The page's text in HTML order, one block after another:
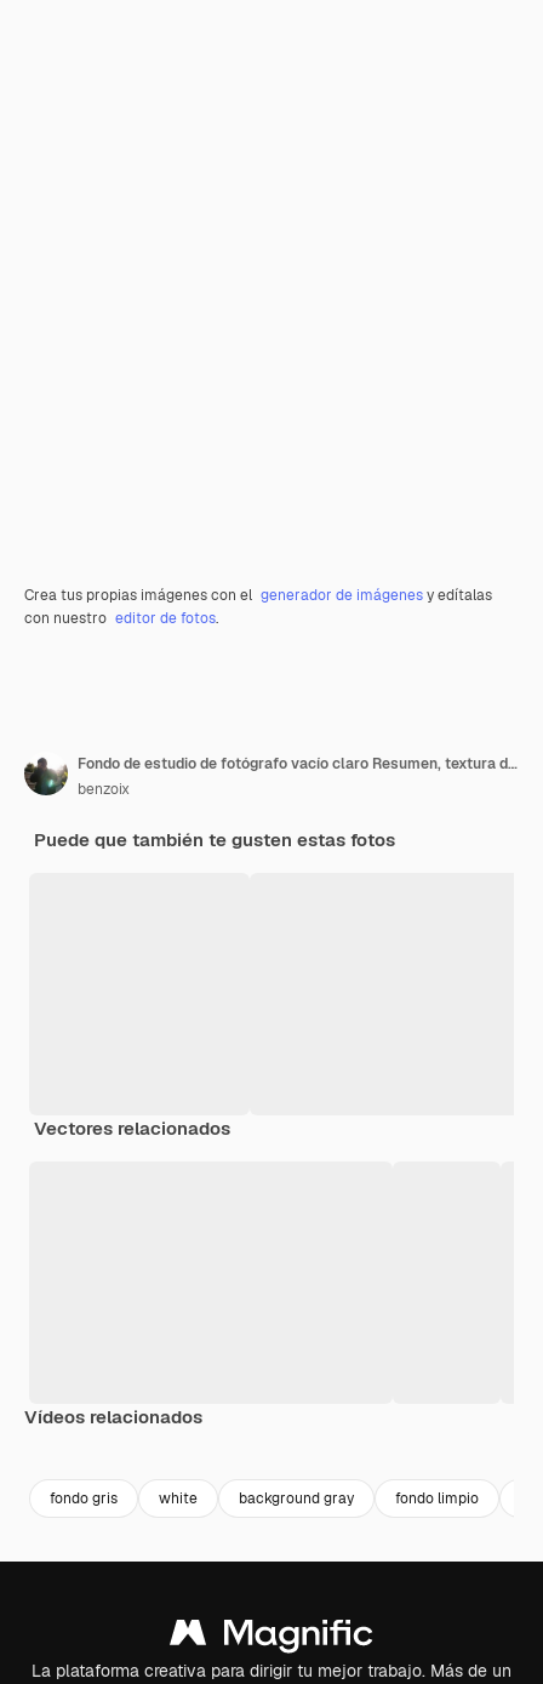
Crea tus propias imágenes con el generador de imágenesy edítalas
con nuestro editor de fotos.
Fondo de estudio de fotógrafo vacío claro Resumen, textura de fondo de belleza azul claro oscuro y claro, gris frío, pared plana degradado blanco como la nieve y piso en el interior de invierno de habitación espaciosa vacía.
benzoix
Puede que también te gusten estas fotos
Vectores relacionados
Vídeos relacionados
fondo gris white background gray fondo limpio
La plataforma creativa para dirigir tu mejor trabajo. Más de un